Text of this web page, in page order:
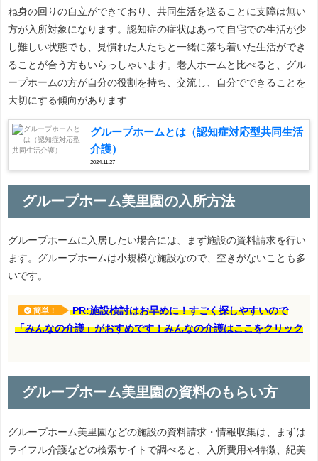
ね身の回りの自立ができており、共同生活を送ることに支障は無い
方が入所対象になります。認知症の症状はあって自宅での生活が少
し難しい状態でも、見慣れた人たちと一緒に落ち着いた生活ができ
ることが合う方もいらっしゃいます。老人ホームと比べると、グル
ープホームの方が自分の役割を持ち、交流し、自分でできることを
大切にする傾向があります
グループホームとは（認知症対応型共同生活
介護）
2024.11.27
グループホーム美里園の入所方法
グループホームに入居したい場合には、まず施設の資料請求を行い
ます。グループホームは小規模な施設なので、空きがないことも多
いです。
簡単！
PR:施設検討はお早めに！すごく探しやすいので
「みんなの介護」がおすめです！みんなの介護はここをクリック
グループホーム美里園の資料のもらい方
グループホーム美里園などの施設の資料請求・情報収集は、まずは
ライフル介護などの検索サイトで調べると、入所費用や特徴、紀美